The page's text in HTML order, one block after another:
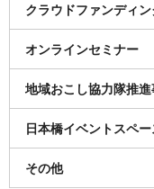
クラウドファンディ
オンラインセミナー
地域おこし協力隊推
日本橋イベントスペー
その他